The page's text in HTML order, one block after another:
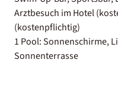
Arztbesuch im Hotel
(kostenpflichtig)
1 Pool: Sonnenschirme,
Sonnenterrasse